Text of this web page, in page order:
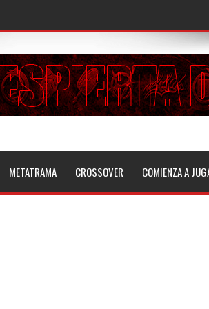
METATRAMA CROSSOVER COMIENZA A